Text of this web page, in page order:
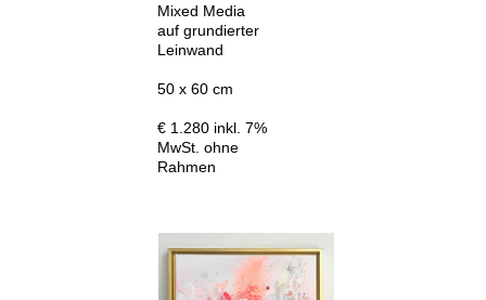
Mixed Media
auf grundierter
Leinwand
50 x 60 cm
€ 1.280 inkl. 7%
MwSt. ohne
Rahmen